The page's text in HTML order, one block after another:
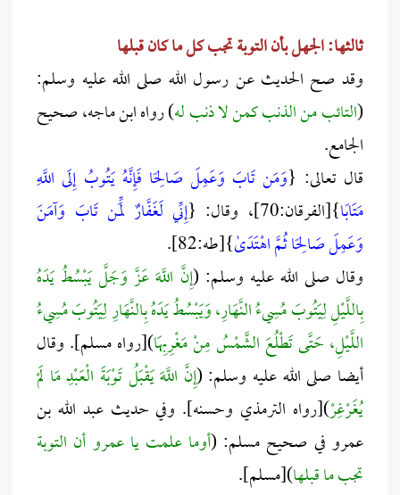
ثالثها: الجهل بأن التوبة تجب كل ما كان قبلها
وقد صح الحديث عن رسول الله صلى الله عليه وسلم:
(التائب من الذنب كمن لا ذنب له) رواه ابن ماجه، صحيح
الجامع.
قال تعالى: {وَمَن تَابَ وَعَمِلَ صَالِحًا فَإِنَّهُ يَتُوبُ إِلَى اللَّهِ
مَتَابًا}[الفرقان:70]، وقال: {
إِنِّي لَغَفَّارٌ لِّمَن تَابَ وَآمَنَ
وَعَمِلَ صَالِحًا ثُمَّ اهْتَدَىٰ}[طه:82].
وقال صلى الله عليه وسلم: (إِنَّ اللَّهَ عَزَّ وَجَلَّ يَبْسُطُ يَدَهُ
بِاللَّيْلِ لِيَتُوبَ مُسِيءُ النَّهَارِ، وَيَبْسُطُ يَدَهُ بِالنَّهَارِ لِيَتُوبَ مُسِيءُ
اللَّيْلِ، حَتَّى تَطْلُعَ الشَّمْسُ مِنْ مَغْرِبِهَا)[رواه مسلم]. وقال
أيضا صلى الله عليه وسلم: (إِنَّ اللَّهَ يَقْبَلُ تَوْبَةَ الْعَبْدِ مَا لَمْ
يُغَرْغِرْ)[رواه الترمذي وحسنه]. وفي حديث عبد الله بن
عمرو في صحيح مسلم: (أوما علمت يا عمرو أن التوبة
تجب ما قبلها)[مسلم].